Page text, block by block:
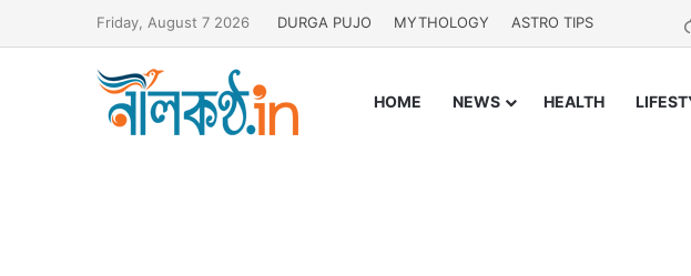
Friday, August 7 2026 DURGA PUJO MYTHOLOGY ASTRO TIPS
HOME NEWS HEALTH